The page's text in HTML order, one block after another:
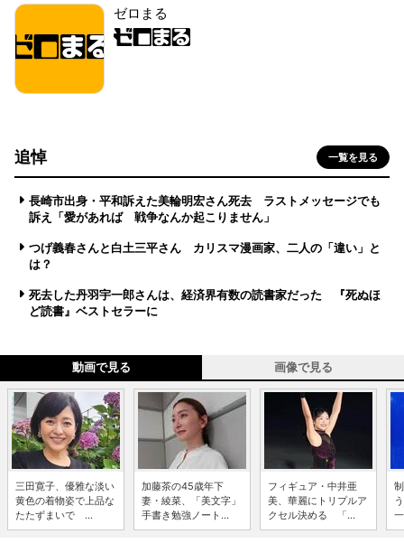
ゼロまる
追悼 一覧を見る
長崎市出身・平和訴えた美輪明宏さん死去 ラストメッセージでも
訴え「愛があれば 戦争なんか起こりません」
つげ義春さんと白土三平さん カリスマ漫画家、二人の「違い」と
は？
死去した丹羽宇一郎さんは、経済界有数の読書家だった 『死ぬほ
ど読書』ベストセラーに
動画で見る 画像で見る
三田寛子、優雅な淡い
黄色の着物姿で上品な
たたずまいで ...
加藤茶の45歳年下
妻・綾菜、「美文字」
手書き勉強ノート...
フィギュア・中井亜
美、華麗にトリプルア
クセル決める 「...